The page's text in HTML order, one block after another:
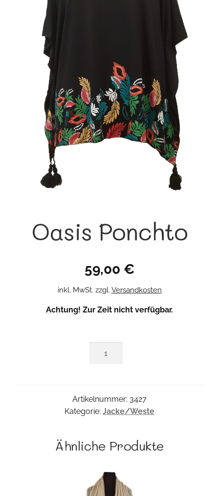
Oasis Ponchto
59,00 €
inkl. MwSt. zzgl. Versandkosten
Achtung! Zur Zeit nicht verfügbar.
Artikelnummer: 3427
Kategorie: Jacke/Weste
Ähnliche Produkte